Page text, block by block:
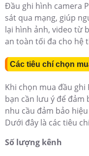
Đầu ghi hình camera
sát qua mạng, giúp
lại hình ảnh, video từ
an toàn tối đa cho hệ
Các tiêu chí chọn
Khi chọn mua đầu
bạn cần lưu ý để đảm
nhu cầu đảm bảo
Dưới đây là các tiêu
Số lượng kênh